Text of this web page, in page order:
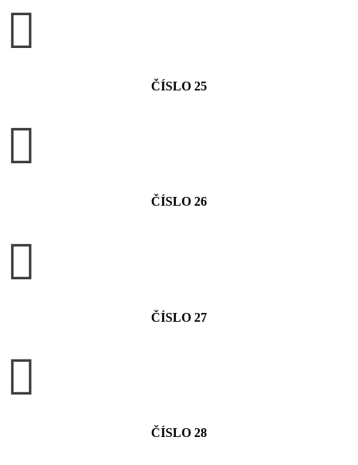

ČÍSLO 25

ČÍSLO 26

ČÍSLO 27

ČÍSLO 28